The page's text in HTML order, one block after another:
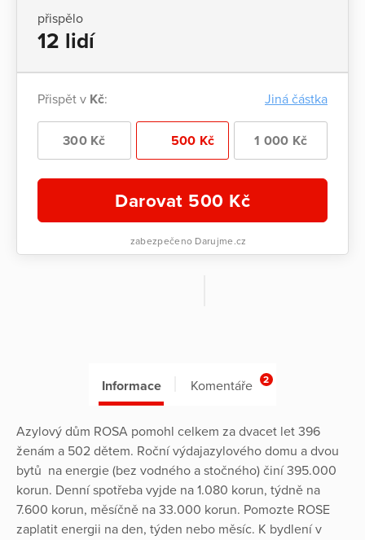
přispělo
12 lidí
Přispět v Kč: Jiná částka
300 Kč 500 Kč 1 000 Kč
Darovat 500 Kč
zabezpečeno Darujme.cz
Informace Komentáře 2
Azylový dům ROSA pomohl celkem za dvacet let 396
ženám a 502 dětem. Roční výdajazylového domu a dvou
bytů na energie (bez vodného a stočného) činí 395.000
korun. Denní spotřeba vyjde na 1.080 korun, týdně na
7.600 korun, měsíčně na 33.000 korun. Pomozte ROSE
zaplatit energii na den, týden nebo měsíc. K bydlení v